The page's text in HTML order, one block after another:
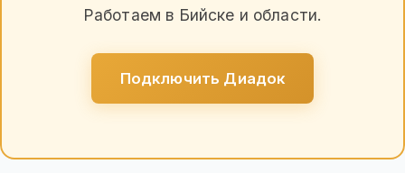
Работаем в Бийске и области.
Подключить Диадок